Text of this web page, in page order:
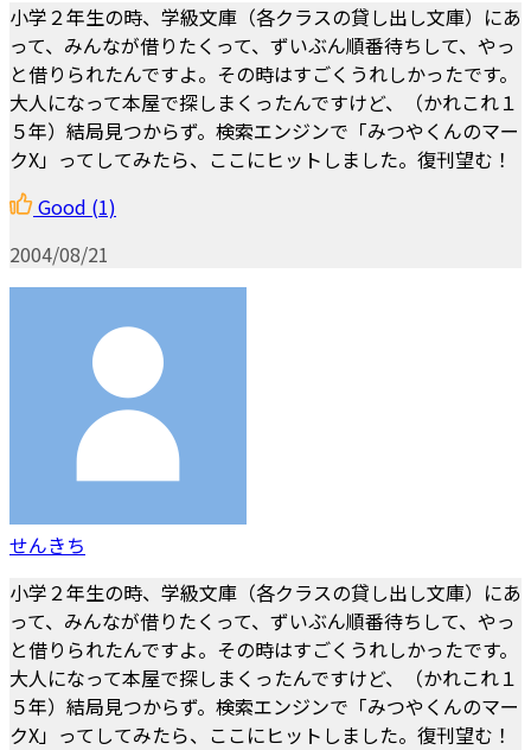
小学２年生の時、学級文庫（各クラスの貸し出し文庫）にあ
って、みんなが借りたくって、ずいぶん順番待ちして、やっ
と借りられたんですよ。その時はすごくうれしかったです。
大人になって本屋で探しまくったんですけど、（かれこれ１
５年）結局見つからず。検索エンジンで「みつやくんのマー
クX」ってしてみたら、ここにヒットしました。復刊望む！
Good (1)
2004/08/21
せんきち
小学２年生の時、学級文庫（各クラスの貸し出し文庫）にあ
って、みんなが借りたくって、ずいぶん順番待ちして、やっ
と借りられたんですよ。その時はすごくうれしかったです。
大人になって本屋で探しまくったんですけど、（かれこれ１
５年）結局見つからず。検索エンジンで「みつやくんのマー
クX」ってしてみたら、ここにヒットしました。復刊望む！